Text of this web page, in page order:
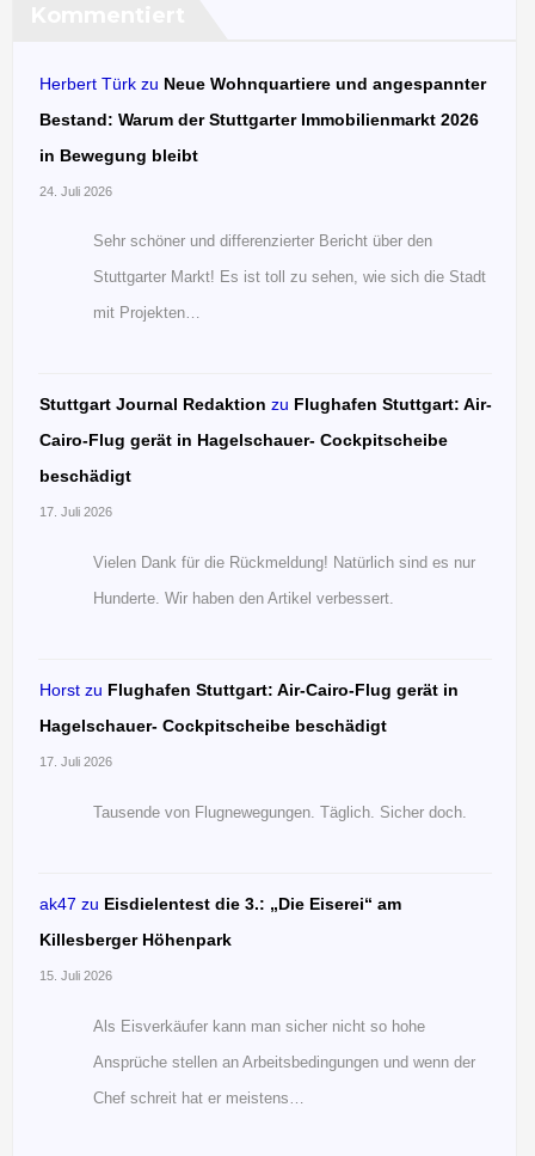
Herbert Türk zu Neue Wohnquartiere und angespannter
Bestand: Warum der Stuttgarter Immobilienmarkt 2026
in Bewegung bleibt
24. Juli 2026
Sehr schöner und differenzierter Bericht über den
Stuttgarter Markt! Es ist toll zu sehen, wie sich die Stadt
mit Projekten…
Stuttgart Journal Redaktion zu Flughafen Stuttgart: Air-
Cairo-Flug gerät in Hagelschauer- Cockpitscheibe
beschädigt
17. Juli 2026
Vielen Dank für die Rückmeldung! Natürlich sind es nur
Hunderte. Wir haben den Artikel verbessert.
Horst zu Flughafen Stuttgart: Air-Cairo-Flug gerät in
Hagelschauer- Cockpitscheibe beschädigt
17. Juli 2026
Tausende von Flugnewegungen. Täglich. Sicher doch.
ak47 zu Eisdielentest die 3.: „Die Eiserei“ am
Killesberger Höhenpark
15. Juli 2026
Als Eisverkäufer kann man sicher nicht so hohe
Ansprüche stellen an Arbeitsbedingungen und wenn der
Chef schreit hat er meistens…